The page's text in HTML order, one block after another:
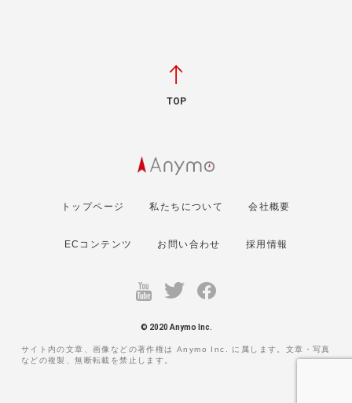
TOP
トップページ 私たちについて 会社概要
ECコンテンツ お問い合わせ 採用情報
© 2020 Anymo Inc.
サイト内の文章、画像などの著作権は Anymo Inc. に属します。文章・写真
などの複製、無断転載を禁止します。